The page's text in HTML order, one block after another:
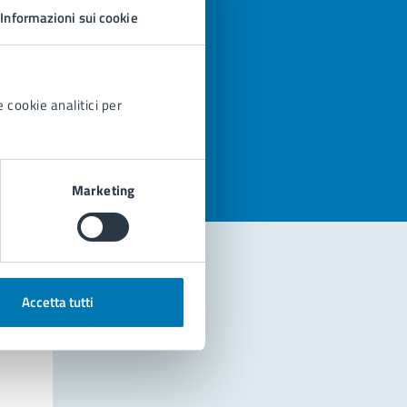
Informazioni sui cookie
cookie analitici per
Marketing
Accetta tutti